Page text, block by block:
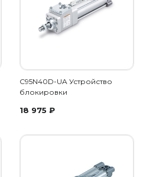
C95N40D-UA Устройство
блокировки
18 975 ₽